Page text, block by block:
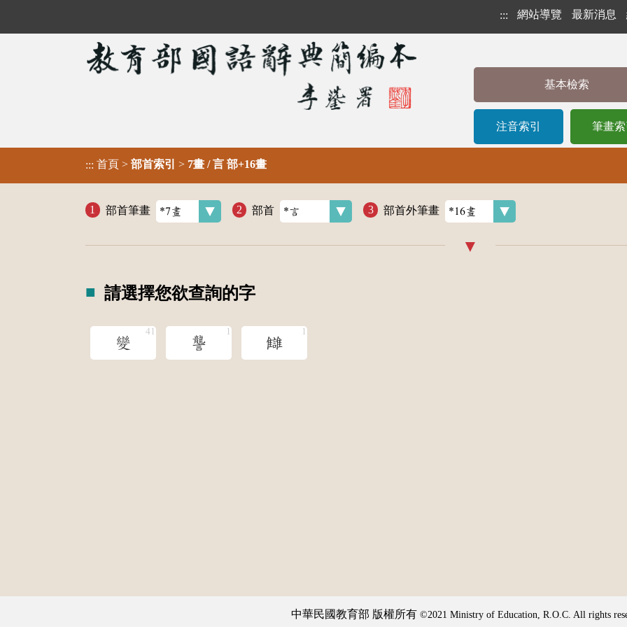
::: 網站導覽 最新消息
基本檢索
注音索引 筆畫索
::: 首頁 > 部首索引 > 7畫 / 言 部+16畫
部首筆畫 部首 部首外筆畫
請選擇您欲查詢的字
變 讋 讎
中華民國教育部 版權所有 ©2021 Ministry of Education, R.O.C. All rights